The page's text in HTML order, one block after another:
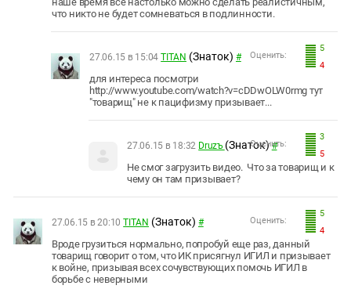
что никто не будет сомневаться в подлинности.
5
4
Оценить:
27.06.15 в 15:04 TITAN (Знаток) #
для интереса посмотри
http://www.youtube.com/watch?v=cDDwOLW0rmg тут
"товарищ" не к пацифизму призывает...
3
5
Оценить:
27.06.15 в 18:32 Druzъ (Знаток) #
Не смог загрузить видео. Что за товарищ и к
чему он там призывает?
5
4
Оценить:
27.06.15 в 20:10 TITAN (Знаток) #
Вроде грузиться нормально, попробуй еще раз, данный
товарищ говорит о том, что ИК присягнул ИГИЛ и призывает
к войне, призывая всех сочувствующих помочь ИГИЛ в
борьбе с неверными